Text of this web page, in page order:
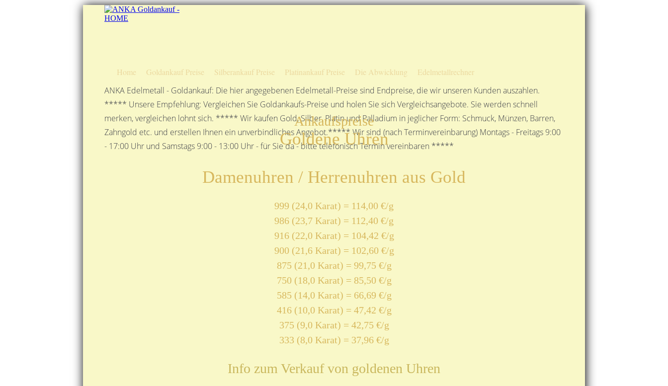
Home Goldankauf Preise Silberankauf Preise Platinankauf Preise Die Abwicklung Edelmetallrechner
ANKA Edelmetall - Goldankauf: Die hier angegebenen Edelmetall-Preise sind Endpreise, die wir unseren Kunden auszahlen.
***** Unsere Empfehlung: Vergleichen Sie Goldankaufs-Preise und holen Sie sich Vergleichsangebote. Sie werden schnell
merken, vergleichen lohnt sich. ***** Wir kaufen Gold, Silber, Platin und Palladium in jeglicher Form: Schmuck, Münzen, Barren,
Zahngold etc. und erstellen Ihnen ein unverbindliches Angebot.***** Wir sind (nach Terminvereinbarung) Montags - Freitags 9:00
- 17:00 Uhr und Samstags 9:00 - 13:00 Uhr - für Sie da - bitte telefonisch Termin vereinbaren *****
Ankaufspreise
Goldene Uhren
Damenuhren / Herrenuhren aus Gold
999 (24,0 Karat) = 114,00 €/g
986 (23,7 Karat) = 112,40 €/g
916 (22,0 Karat) = 104,42 €/g
900 (21,6 Karat) = 102,60 €/g
875 (21,0 Karat) = 99,75 €/g
750 (18,0 Karat) = 85,50 €/g
585 (14,0 Karat) = 66,69 €/g
416 (10,0 Karat) = 47,42 €/g
375 (9,0 Karat) = 42,75 €/g
333 (8,0 Karat) = 37,96 €/g
Info zum Verkauf von goldenen Uhren